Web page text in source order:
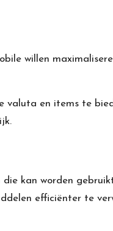
willen
valuta en items te
kan worden
efficiënter te